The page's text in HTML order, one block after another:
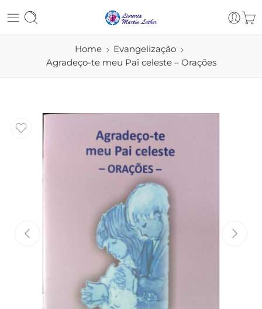
Home
Evangelização
Agradeço-te meu Pai celeste – Orações